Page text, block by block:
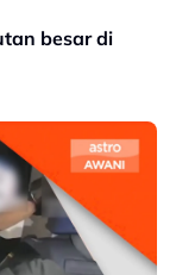
besar di